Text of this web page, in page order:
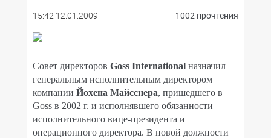
15:42 12.01.2009 1002 прочтения
Совет директоров Goss International назначил
генеральным исполнительным директором
компании Йохена Майсснера, пришедшего в
Goss в 2002 г. и исполнявшего обязанности
исполнительного вице-президента и
операционного директора. В новой должности